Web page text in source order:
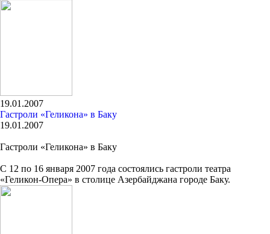
19.01.2007
Гастроли «Геликона» в Баку
19.01.2007
Гастроли «Геликона» в Баку
С 12 по 16 января 2007 года состоялись гастроли театра
«Геликон-Опера» в столице Азербайджана городе Баку.